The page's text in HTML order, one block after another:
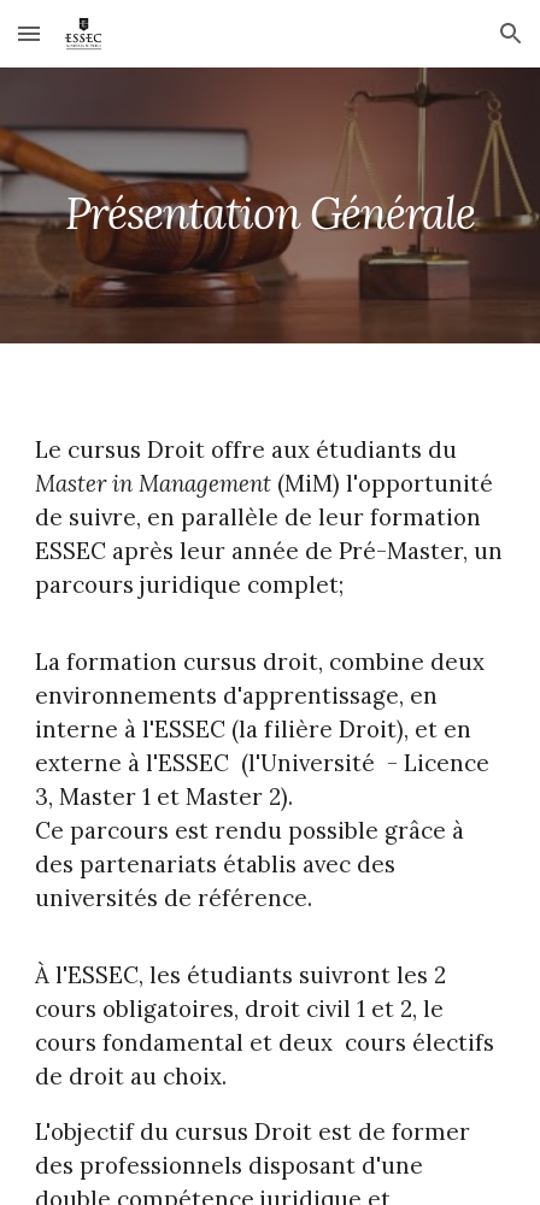
Skip to main content Skip to navigation
Présentation Générale
Le cursus Droit offre aux étudiants du
Master in Management (MiM) l'opportunité
de suivre, en parallèle de leur formation
ESSEC après leur année de Pré-Master, un
parcours juridique complet;
La formation cursus droit, combine deux
environnements d'apprentissage, en
interne à l'ESSEC (la filière Droit), et en
externe à l'ESSEC (l'Université - Licence
3, Master 1 et Master 2).
Ce parcours est rendu possible grâce à
des partenariats établis avec des
universités de référence.
À l'ESSEC, les étudiants suivront les 2
cours obligatoires, droit civil 1 et 2, le
cours fondamental et deux cours électifs
de droit au choix.
L'objectif du cursus Droit est de former
des professionnels disposant d'une
double compétence juridique et